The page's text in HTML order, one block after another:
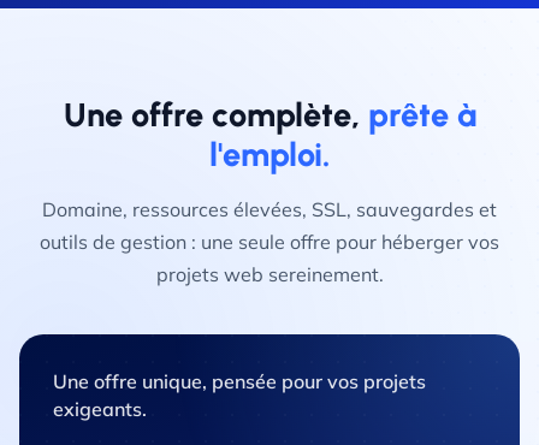
Une offre complète, prête à
l'emploi.
Domaine, ressources élevées, SSL, sauvegardes et
outils de gestion : une seule offre pour héberger vos
projets web sereinement.
Une offre unique, pensée pour vos projets
exigeants.